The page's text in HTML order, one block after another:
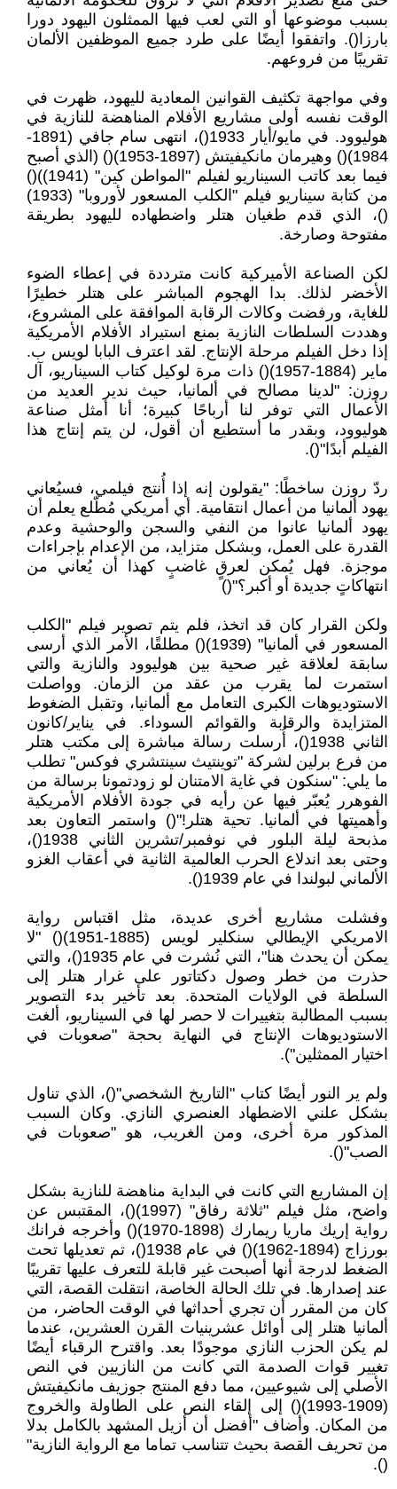
بسبب موضوعها أو التي لعب فيها الممثلون اليهود دورا
بارزا(). واتفقوا أيضًا على طرد جميع الموظفين الألمان
تقريبًا من فروعهم.
وفي مواجهة تكثيف القوانين المعادية لليهود، ظهرت في
الوقت نفسه أولى مشاريع الأفلام المناهضة للنازية في
هوليوود. في مايو/أيار 1933()، انتهى سام جافي (1891-
1984)() وهيرمان مانكيفيتش (1897-1953)() (الذي أصبح
فيما بعد كاتب السيناريو لفيلم "المواطن كين" (1941))()
من كتابة سيناريو فيلم "الكلب المسعور لأوروبا" (1933)
()، الذي قدم طغيان هتلر واضطهاده لليهود بطريقة
مفتوحة وصارخة.
لكن الصناعة الأميركية كانت مترددة في إعطاء الضوء
الأخضر لذلك. بدا الهجوم المباشر على هتلر خطيرًا
للغاية، ورفضت وكالات الرقابة الموافقة على المشروع،
وهددت السلطات النازية بمنع استيراد الأفلام الأمريكية
إذا دخل الفيلم مرحلة الإنتاج. لقد اعترف البابا لويس ب.
ماير (1884-1957)() ذات مرة لوكيل كتاب السيناريو، آل
روزن: "لدينا مصالح في ألمانيا، حيث ندير العديد من
الأعمال التي توفر لنا أرباحًا كبيرة؛ أنا أمثل صناعة
هوليوود، وبقدر ما أستطيع أن أقول، لن يتم إنتاج هذا
الفيلم أبدًا"().
ردّ روزن ساخطًا: "يقولون إنه إذا أُنتج فيلمي، فسيُعاني
يهود ألمانيا من أعمال انتقامية. أي أمريكي مُطّلع يعلم أن
يهود ألمانيا عانوا من النفي والسجن والوحشية وعدم
القدرة على العمل، وبشكل متزايد، من الإعدام بإجراءات
موجزة. فهل يُمكن لعرقٍ غاضبٍ كهذا أن يُعاني من
انتهاكاتٍ جديدة أو أكبر؟"()
ولكن القرار كان قد اتخذ، فلم يتم تصوير فيلم "الكلب
المسعور في ألمانيا" (1939)() مطلقًا، الأمر الذي أرسى
سابقة لعلاقة غير صحية بين هوليوود والنازية والتي
استمرت لما يقرب من عقد من الزمان. وواصلت
الاستوديوهات الكبرى التعامل مع ألمانيا، وتقبل الضغوط
المتزايدة والرقابة والقوائم السوداء. في يناير/كانون
الثاني 1938()، أُرسلت رسالة مباشرة إلى مكتب هتلر
من فرع برلين لشركة "توينتيث سينتشري فوكس" تطلب
ما يلي: "سنكون في غاية الامتنان لو زودتمونا برسالة من
الفوهرر يُعبّر فيها عن رأيه في جودة الأفلام الأمريكية
وأهميتها في ألمانيا. تحية هتلر!"() واستمر التعاون بعد
مذبحة ليلة البلور في نوفمبر/تشرين الثاني 1938()،
وحتى بعد اندلاع الحرب العالمية الثانية في أعقاب الغزو
الألماني لبولندا في عام 1939().
وفشلت مشاريع أخرى عديدة، مثل اقتباس رواية
الامريكي الإيطالي سنكلير لويس (1885-1951)() "لا
يمكن أن يحدث هنا"، التي نُشرت في عام 1935()، والتي
حذرت من خطر وصول دكتاتور على غرار هتلر إلى
السلطة في الولايات المتحدة. بعد تأخير بدء التصوير
بسبب المطالبة بتغييرات لا حصر لها في السيناريو، ألغت
الاستوديوهات الإنتاج في النهاية بحجة "صعوبات في
اختيار الممثلين").
ولم ير النور أيضًا كتاب "التاريخ الشخصي"()، الذي تناول
بشكل علني الاضطهاد العنصري النازي. وكان السبب
المذكور مرة أخرى، ومن الغريب، هو "صعوبات في
الصب"().
إن المشاريع التي كانت في البداية مناهضة للنازية بشكل
واضح، مثل فيلم "ثلاثة رفاق" (1997)()، المقتبس عن
رواية إريك ماريا ريمارك (1898-1970)() وأخرجه فرانك
بورزاج (1894-1962)() في عام 1938()، تم تعديلها تحت
الضغط لدرجة أنها أصبحت غير قابلة للتعرف عليها تقريبًا
عند إصدارها. في تلك الحالة الخاصة، انتقلت القصة، التي
كان من المقرر أن تجري أحداثها في الوقت الحاضر، من
ألمانيا هتلر إلى أوائل عشرينيات القرن العشرين، عندما
لم يكن الحزب النازي موجودًا بعد. واقترح الرقباء أيضًا
تغيير قوات الصدمة التي كانت من النازيين في النص
الأصلي إلى شيوعيين، مما دفع المنتج جوزيف مانكيفيتش
(1909-1993)() إلى إلقاء النص على الطاولة والخروج
من المكان. وأضاف "أفضل أن أزيل المشهد بالكامل بدلا
من تحريف القصة بحيث تتناسب تماما مع الرواية النازية"
().